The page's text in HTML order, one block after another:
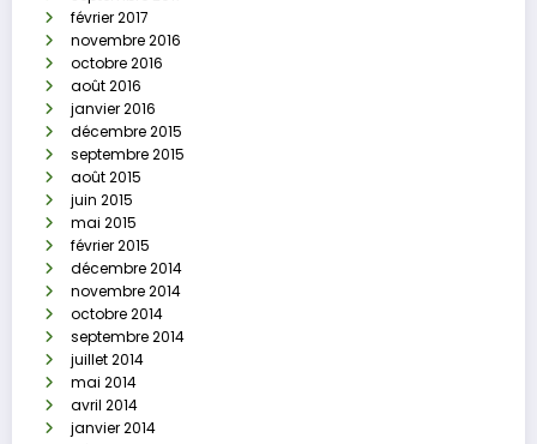
février 2017
novembre 2016
octobre 2016
août 2016
janvier 2016
décembre 2015
septembre 2015
août 2015
juin 2015
mai 2015
février 2015
décembre 2014
novembre 2014
octobre 2014
septembre 2014
juillet 2014
mai 2014
avril 2014
janvier 2014